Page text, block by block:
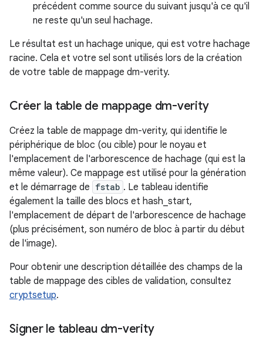
précédent comme source du suivant jusqu'à ce qu'il
ne reste qu'un seul hachage.
Le résultat est un hachage unique, qui est votre hachage
racine. Cela et votre sel sont utilisés lors de la création
de votre table de mappage dm-verity.
Créer la table de mappage dm-verity
Créez la table de mappage dm-verity, qui identifie le
périphérique de bloc (ou cible) pour le noyau et
l'emplacement de l'arborescence de hachage (qui est la
même valeur). Ce mappage est utilisé pour la génération
et le démarrage de fstab . Le tableau identifie
également la taille des blocs et hash_start,
l'emplacement de départ de l'arborescence de hachage
(plus précisément, son numéro de bloc à partir du début
de l'image).
Pour obtenir une description détaillée des champs de la
table de mappage des cibles de validation, consultez
cryptsetup.
Signer le tableau dm-verity